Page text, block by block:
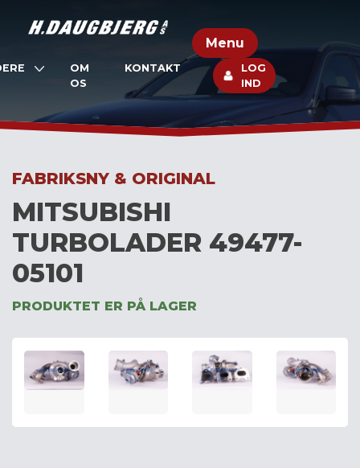
Menu
OM
OS
KONTAKT
LOG
IND
FABRIKSNY & ORIGINAL
MITSUBISHI
TURBOLADER 49477-
05101
PRODUKTET ER PÅ LAGER